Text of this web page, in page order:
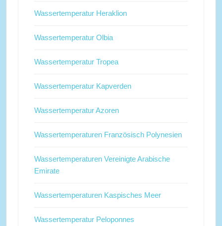
Wassertemperatur Heraklion
Wassertemperatur Olbia
Wassertemperatur Tropea
Wassertemperatur Kapverden
Wassertemperatur Azoren
Wassertemperaturen Französisch Polynesien
Wassertemperaturen Vereinigte Arabische
Emirate
Wassertemperaturen Kaspisches Meer
Wassertemperatur Peloponnes